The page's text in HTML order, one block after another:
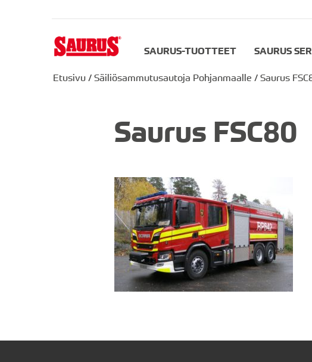
SAURUS-TUOTTEET SAURUS
Etusivu / Säiliösammutusautoja Pohjanmaalle / Saurus
Saurus FSC80